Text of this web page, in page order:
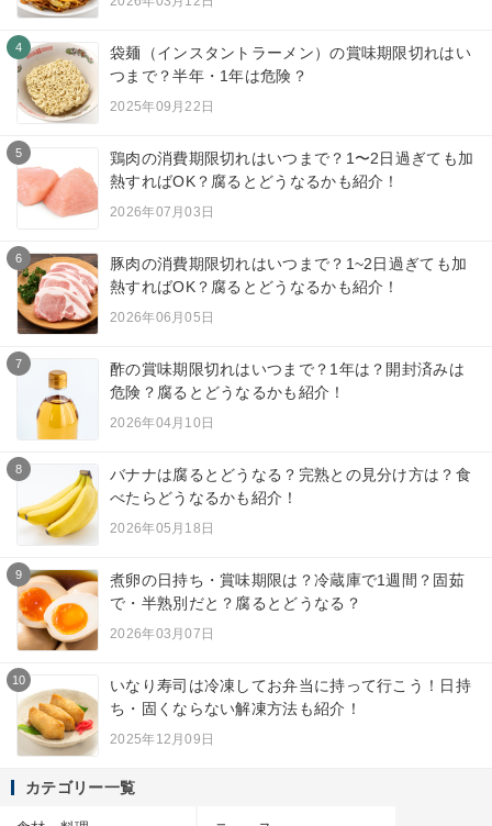
4
袋麺（インスタントラーメン）の賞味期限切れはい
つまで？半年・1年は危険？
2025年09月22日
5
鶏肉の消費期限切れはいつまで？1〜2日過ぎても加
熱すればOK？腐るとどうなるかも紹介！
2026年07月03日
6
豚肉の消費期限切れはいつまで？1~2日過ぎても加
熱すればOK？腐るとどうなるかも紹介！
2026年06月05日
7
酢の賞味期限切れはいつまで？1年は？開封済みは
危険？腐るとどうなるかも紹介！
2026年04月10日
8
バナナは腐るとどうなる？完熟との見分け方は？食
べたらどうなるかも紹介！
2026年05月18日
9
煮卵の日持ち・賞味期限は？冷蔵庫で1週間？固茹
で・半熟別だと？腐るとどうなる？
2026年03月07日
10
いなり寿司は冷凍してお弁当に持って行こう！日持
ち・固くならない解凍方法も紹介！
2025年12月09日
カテゴリー一覧